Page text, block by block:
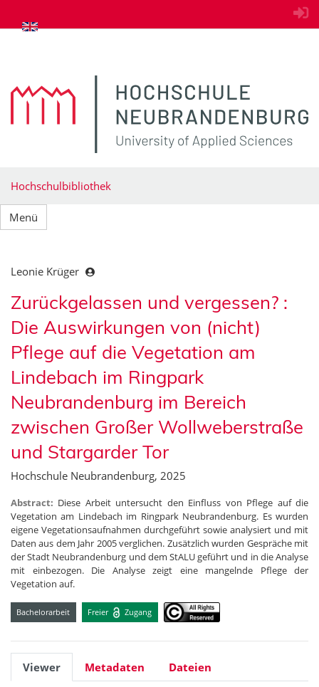
zum Inhalt springen
Hochschulbibliothek
Menü
Leonie Krüger
Zurückgelassen und vergessen? :
Die Auswirkungen von (nicht)
Pflege auf die Vegetation am
Lindebach im Ringpark
Neubrandenburg im Bereich
zwischen Großer Wollweberstraße
und Stargarder Tor
Hochschule Neubrandenburg, 2025
Abstract: Diese Arbeit untersucht den Einfluss von Pflege auf die
Vegetation am Lindebach im Ringpark Neubrandenburg. Es wurden
eigene Vegetationsaufnahmen durchgeführt sowie analysiert und mit
Daten aus dem Jahr 2005 verglichen. Zusätzlich wurden Gespräche mit
der Stadt Neubrandenburg und dem StALU geführt und in die Analyse
mit einbezogen. Die Analyse zeigt eine mangelnde Pflege der
Vegetation auf.
Bachelorarbeit Freier Zugang
Viewer Metadaten Dateien